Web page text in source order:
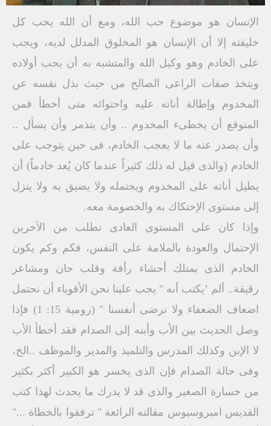
الإنسان هو موضوع حب الله، ومع أن الله يحب كل
خليقته إلا أن الإنسان هو المخلوق المدلل لديه، ويجب
على الخادم وهو وكيل الله والمتشبه به أن يحب أولاده
ويتخذ صفات الراعى الصالح من حيث بذل نفسه عن
المخدوم وإطالة أناته عليه واحتوائه متى أخطأ فمن
المتوقع أن يخطىء المخدوم .. وأن يتذمر وأن يسأل ..
وأن يصدر عنه ما لا يعجب الخادم، فى حين يتوجب على
الخادم (والذى قيل له ذلك كثيراً عندما كان يُعد خادماً) أن
يطيل أناته على المخدوم ويحتمله ولا يضيق به ولا ينزل
إلى مستوى الإحتكاك به والخصومة معه.
وإذا كان على المستوى العادى نطلب من الآخرين
الإحتمال والعودة بالملامة على النفس، فكم وكم يكون
الخادم الذى يمتلك أحشاء رأفة وقلب حان ومشاعر
رقيقة.. ألم ’يكتب أنه " يجب علينا نحن الأقوياء أن نحتمل
اضعاف الضعفاء ولا نرضى أنفسنا " (رومية 15: 1) فإذا
وصل الحديث بين الأب وأبنه إلى الصدام فقد أخطأ الأب
لا الإبن وكذلك المدرس والتلميذ والمدير والموظف ..الخ،
وفى حالة الصدام فإن الذى يخسر هو الكبير أكثر بكثير
من خسارة الصغير والذى قد لا يدرك ما يحدث لهذا كتب
القديس امبروسيوس مقالته الرائعة " ترفقوا بالخطاة ..."